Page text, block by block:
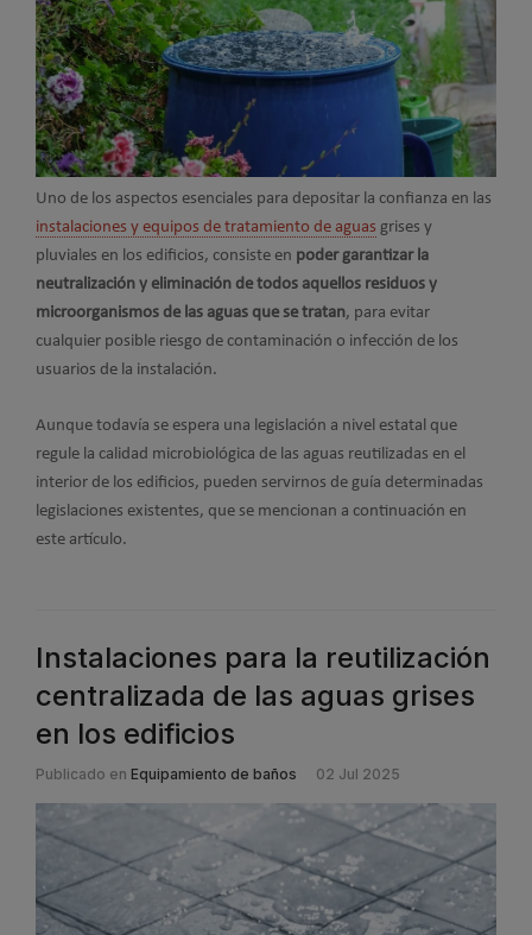
Uno de los aspectos esenciales para depositar la confianza en las
instalaciones y equipos de tratamiento de aguas grises y
pluviales en los edificios, consiste en poder garantizar la
neutralización y eliminación de todos aquellos residuos y
microorganismos de las aguas que se tratan, para evitar
cualquier posible riesgo de contaminación o infección de los
usuarios de la instalación.
Aunque todavía se espera una legislación a nivel estatal que
regule la calidad microbiológica de las aguas reutilizadas en el
interior de los edificios, pueden servirnos de guía determinadas
legislaciones existentes, que se mencionan a continuación en
este artículo.
Instalaciones para la reutilización
centralizada de las aguas grises
en los edificios
Publicado en Equipamiento de baños 02 Jul 2025